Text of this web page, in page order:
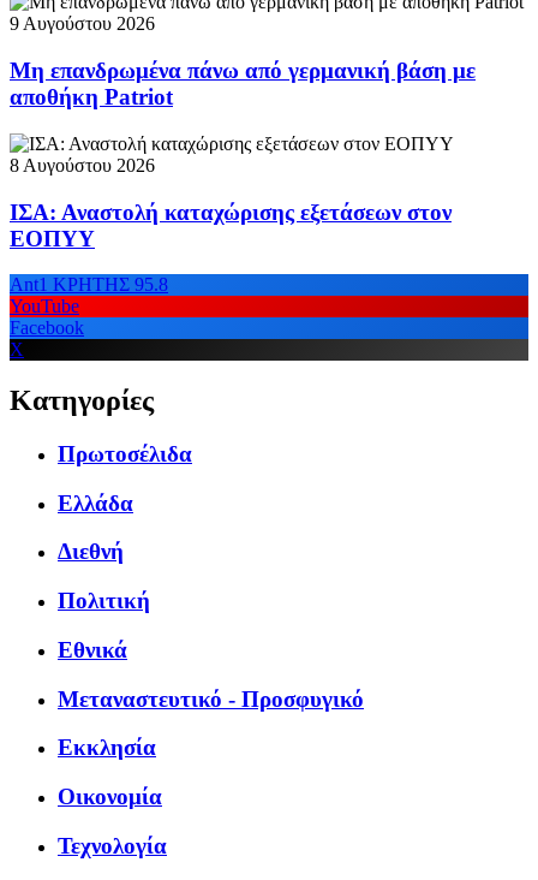
9 Αυγούστου 2026
Μη επανδρωμένα πάνω από γερμανική βάση με
αποθήκη Patriot
8 Αυγούστου 2026
ΙΣΑ: Αναστολή καταχώρισης εξετάσεων στον
ΕΟΠΥΥ
Ant1 ΚΡΗΤΗΣ 95.8
YouTube
Facebook
X
Κατηγορίες
Πρωτοσέλιδα
Ελλάδα
Διεθνή
Πολιτική
Εθνικά
Μεταναστευτικό - Προσφυγικό
Εκκλησία
Οικονομία
Τεχνολογία